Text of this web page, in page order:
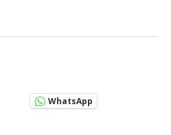
WhatsApp